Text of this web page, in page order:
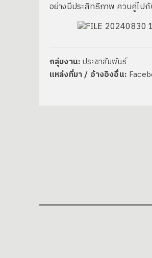
อย่างมีประสิทธิภาพ ควบคู่ไป
กลุ่มงาน: ประชาสัมพันธ์
แหล่งที่มา / อ้างอิงอื่น: